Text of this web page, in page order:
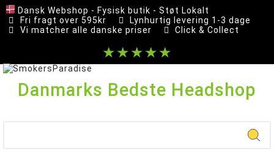
Dansk Webshop - Fysisk butik - Støt Lokalt
Fri fragt over 595kr
Lynhurtig levering 1-3 dage
Vi matcher alle danske priser
Click & Collect
★★★★★
Danmarks Bedste Headshop